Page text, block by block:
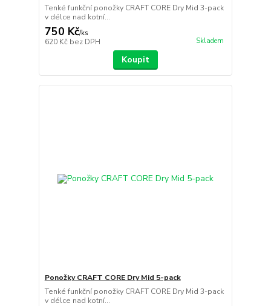
Tenké funkční ponožky CRAFT CORE Dry Mid 3-pack
v délce nad kotní...
750 Kč/ks
620 Kč bez DPH Skladem
Koupit
Ponožky CRAFT CORE Dry Mid 5-pack
Tenké funkční ponožky CRAFT CORE Dry Mid 3-pack
v délce nad kotní...